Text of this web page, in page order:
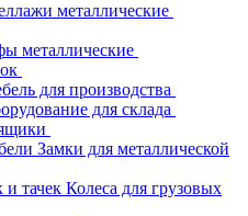
металлические
металлические
для производства
для склада
Замки для металлической
Колеса для грузовых